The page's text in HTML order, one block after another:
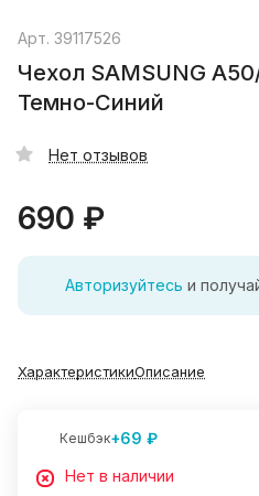
Арт. 39117526
Чехол SAMSUNG
Темно-Синий
Нет отзывов
690 ₽
Авторизуйтесь и
ХарактеристикиОписание
Кешбэк+69 ₽
Нет в наличии